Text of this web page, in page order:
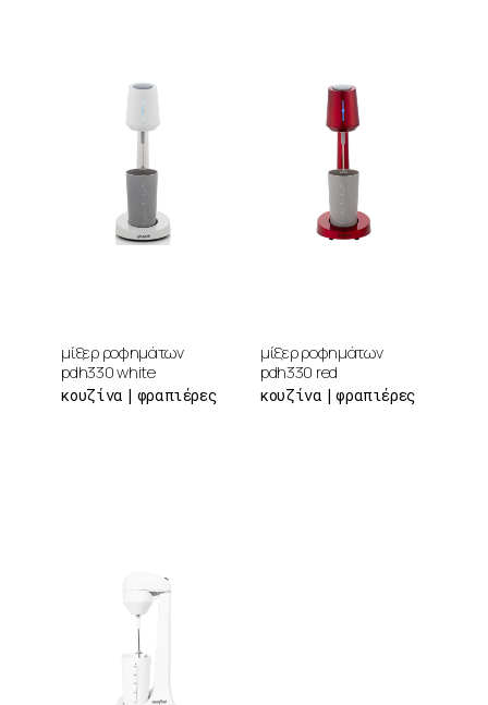
μίξερ ροφημάτων
pdh330 white
κουζίνα φραπιέρες
μίξερ ροφημάτων
pdh330 red
κουζίνα φραπιέρες